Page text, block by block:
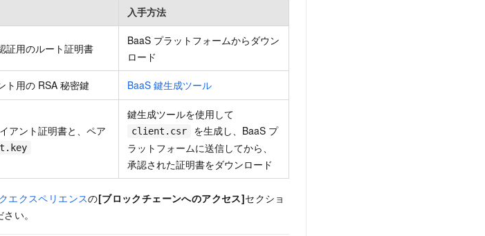
入手方法
証用のルート証明書
BaaS プラットフォームからダウン
ロード
ト用の RSA 秘密鍵 BaaS 鍵生成ツール
アント証明書と、ペア
鍵生成ツールを使用して
client.csr
を生成し、BaaS プ
ラットフォームに送信してから、
承認された証明書をダウンロード
エクスペリエンスの[ブロックチェーンへのアクセス]セクショ
い。